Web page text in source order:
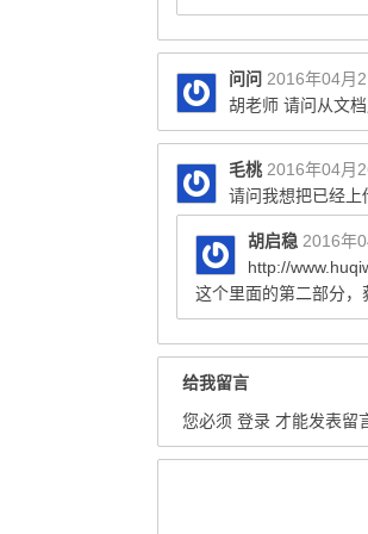
问问 2016年04月
胡老师 请问从文
毛桃 2016年04月
请问我想把已经上
胡启稳 2016年
http://
这个里面的第二部分，
给我留言
您必须 登录 才能发表留